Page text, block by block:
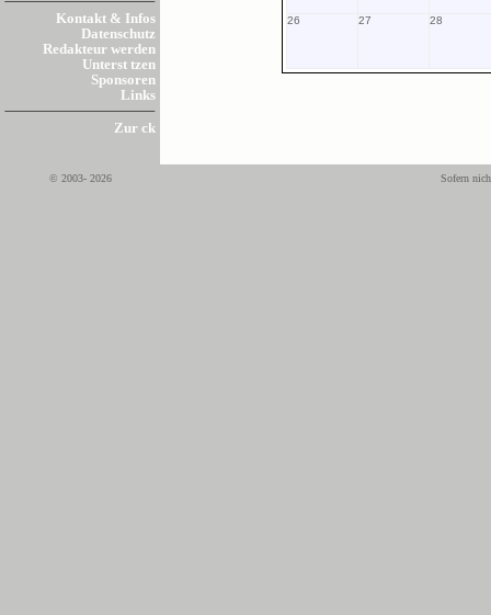
Kontakt & Infos
Datenschutz
Redakteur werden
Unterst tzen
Sponsoren
Links
Zur ck
26 27 28
© 2003- 2026 Sofern